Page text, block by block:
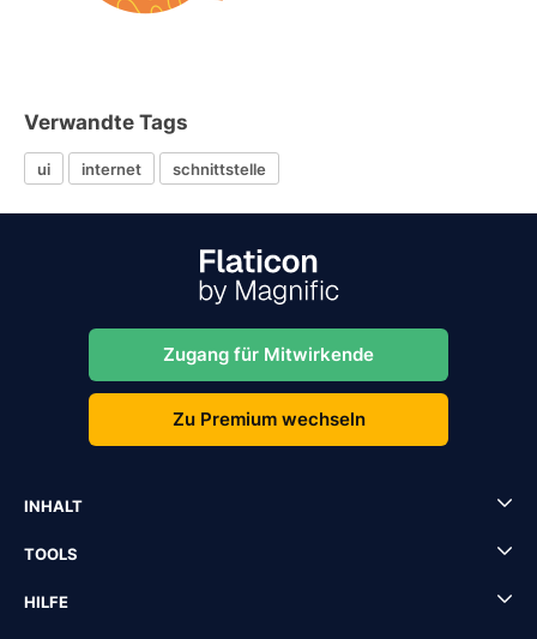
Verwandte Tags
ui internet schnittstelle
Zugang für Mitwirkende
Zu Premium wechseln
INHALT
TOOLS
HILFE